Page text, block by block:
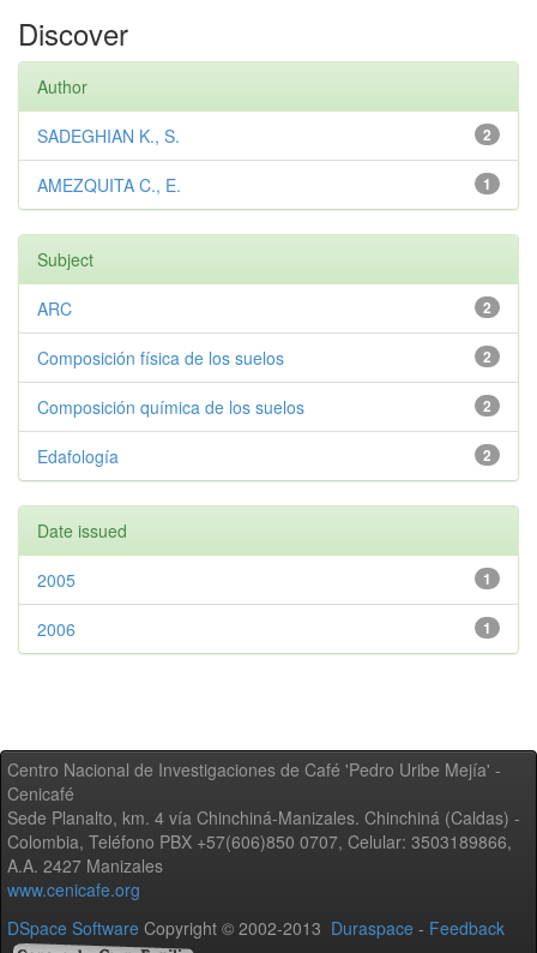
Discover
Author
2
SADEGHIAN K., S.
1
AMEZQUITA C., E.
Subject
2
ARC
2
Composición física de los suelos
2
Composición química de los suelos
2
Edafología
Date issued
1
2005
1
2006
Centro Nacional de Investigaciones de Café 'Pedro Uribe Mejía' -
Cenicafé
Sede Planalto, km. 4 vía Chinchiná-Manizales. Chinchiná (Caldas) -
Colombia, Teléfono PBX +57(606)850 0707, Celular: 3503189866,
A.A. 2427 Manizales
www.cenicafe.org
DSpace Software Copyright © 2002-2013 Duraspace - Feedback